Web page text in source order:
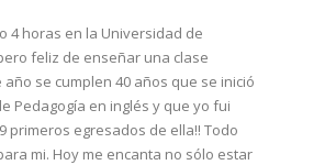
4 horas en la Universidad de
feliz de enseñar una clase
se cumplen 40 años que se inició
Pedagogía en inglés y que yo fui
primeros egresados de ella!! Todo
mi. Hoy me encanta no sólo estar